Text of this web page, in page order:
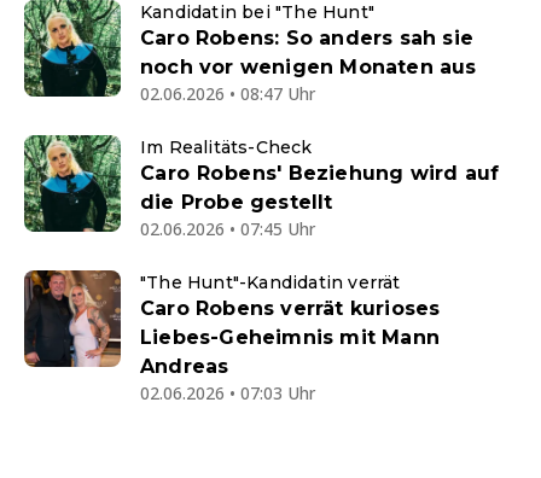
Kandidatin bei "The Hunt"
Caro Robens: So anders sah sie
noch vor wenigen Monaten aus
02.06.2026 • 08:47 Uhr
Im Realitäts-Check
Caro Robens' Beziehung wird auf
die Probe gestellt
02.06.2026 • 07:45 Uhr
"The Hunt"-Kandidatin verrät
Caro Robens verrät kurioses
Liebes-Geheimnis mit Mann
Andreas
02.06.2026 • 07:03 Uhr